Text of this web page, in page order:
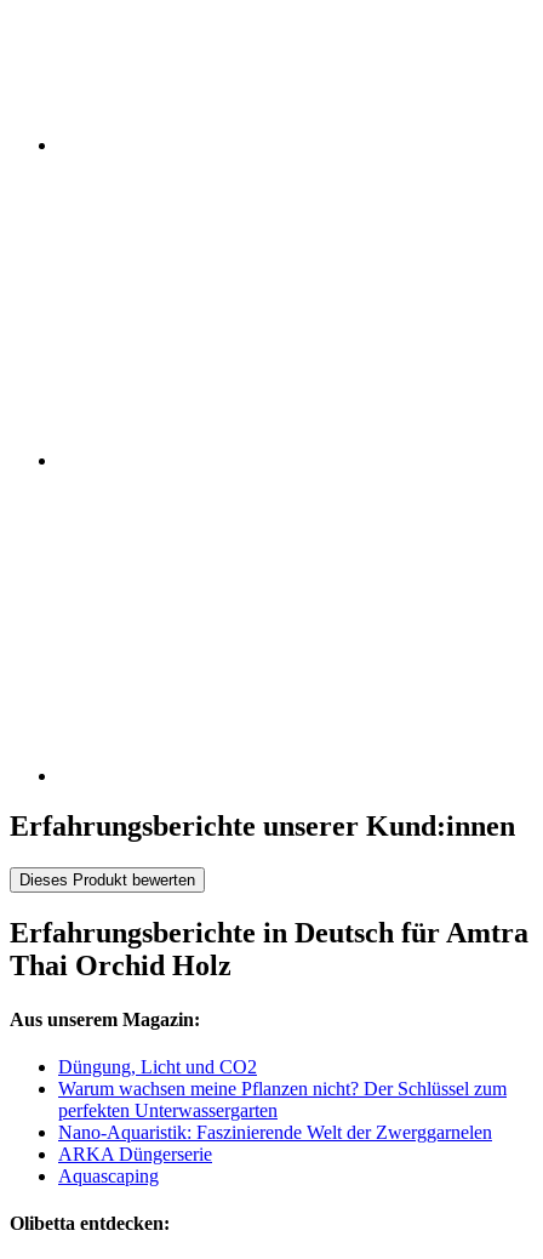
Erfahrungsberichte unserer Kund:innen
Dieses Produkt bewerten
Erfahrungsberichte in Deutsch für Amtra
Thai Orchid Holz
Aus unserem Magazin:
Düngung, Licht und CO2
Warum wachsen meine Pflanzen nicht? Der Schlüssel zum
perfekten Unterwassergarten
Nano-Aquaristik: Faszinierende Welt der Zwerggarnelen
ARKA Düngerserie
Aquascaping
Olibetta entdecken: